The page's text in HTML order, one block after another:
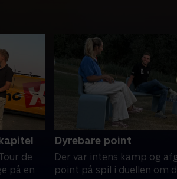
de
på en
Dyrebare point
Der var intens kamp og
point på spil i duellen om